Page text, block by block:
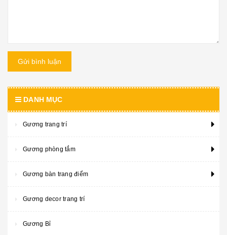
Gửi bình luận
DANH MỤC
Gương trang trí
Gương phòng tắm
Gương bàn trang điểm
Gương decor trang trí
Gương Bỉ